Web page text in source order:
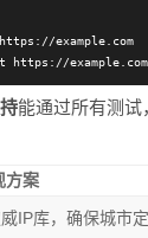
example.com
能通过所有测试
方案
IP库，确保城市